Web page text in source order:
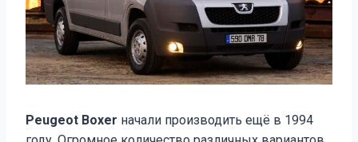
Peugeot Boxer начали производить ещё в 1994